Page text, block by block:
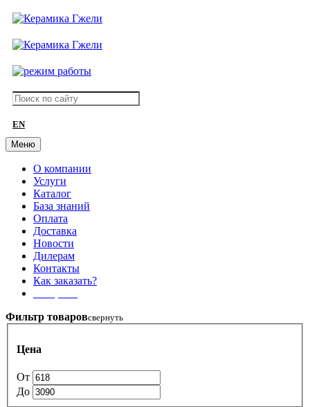
EN
Меню
О компании
Услуги
Каталог
База знаний
Оплата
Доставка
Новости
Дилерам
Контакты
Как заказать?
Фильтр товаровсвернуть
Цена
От
До